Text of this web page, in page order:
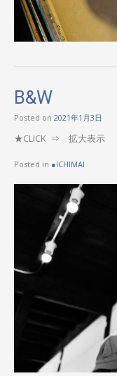
B&W
Posted on 2021年1月3日
★CLICK ⇒ 拡大表示
Posted in ●ICHIMAI